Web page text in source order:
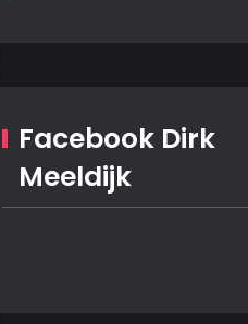
Facebook Dirk
Meeldijk